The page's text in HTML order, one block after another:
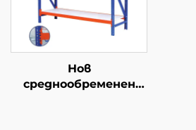
Нов
среднообременен